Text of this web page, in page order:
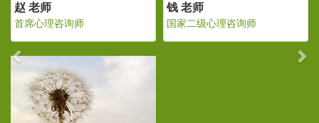
国家二级心理咨询师 首席心理咨询师